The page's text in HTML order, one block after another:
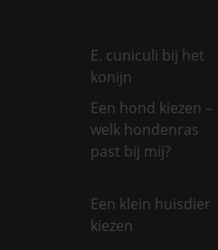
E. cuniculi bij het
konijn
Een hond kiezen –
welk hondenras
past bij mij?
Een klein huisdier
kiezen